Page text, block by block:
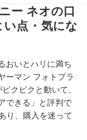
ー ネオの口
い点・気にな
おいとハリに満ち
ーマン フォトプラ
クピクと動いて、
できる」と評判で
り、購入を迷って